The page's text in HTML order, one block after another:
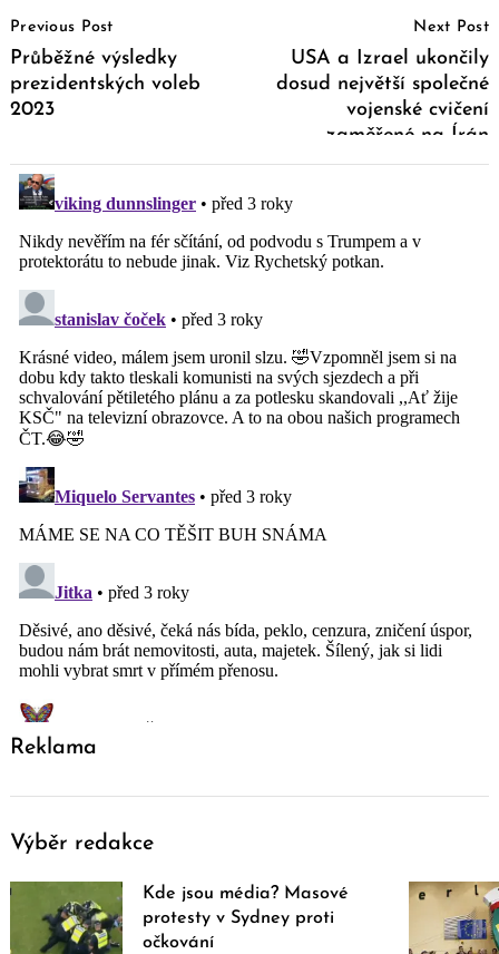
Navigation
Previous Post
Průběžné výsledky
prezidentských voleb
2023
Next Post
USA a Izrael ukončily
dosud největší společné
vojenské cvičení
zaměřené na Írán
Reklama
Výběr redakce
Kde jsou média? Masové
protesty v Sydney proti
očkování